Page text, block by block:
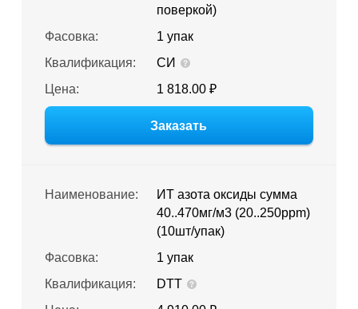
поверкой)
Фасовка:
1 упак
Квалификация:
СИ
Цена:
1 818.00 ₽
Заказать
Наименование:
ИТ азота оксиды сумма
40..470мг/м3 (20..250ppm)
(10шт/упак)
Фасовка:
1 упак
Квалификация:
DTT